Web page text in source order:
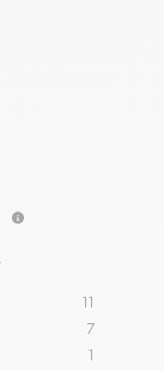
11
7
1